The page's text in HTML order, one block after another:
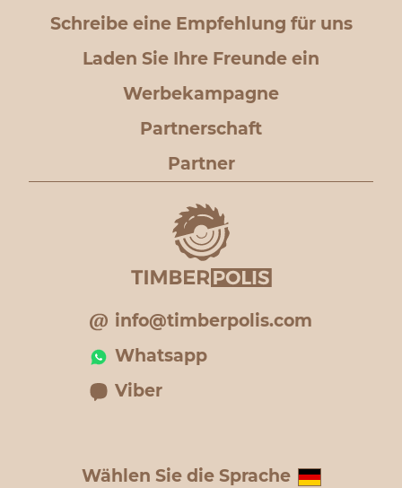
Schreibe eine Empfehlung für uns
Laden Sie Ihre Freunde ein
Werbekampagne
Partnerschaft
Partner
info@timberpolis.com
Whatsapp
Viber
Wählen Sie die Sprache